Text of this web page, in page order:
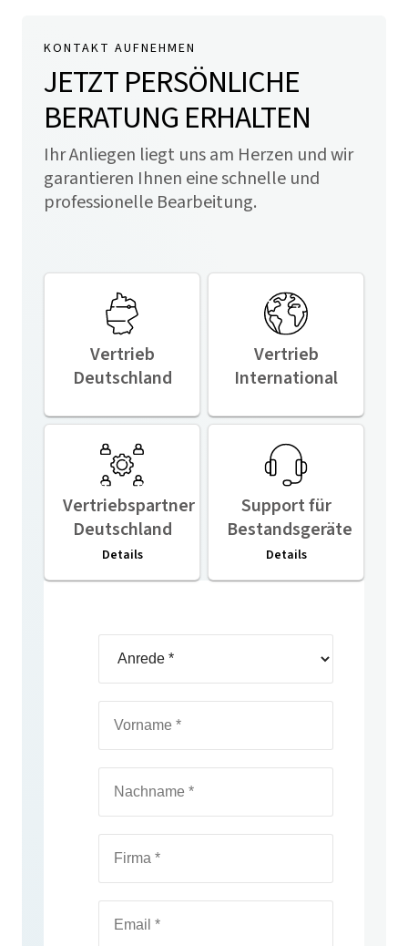
KONTAKT AUFNEHMEN
JETZT PERSÖNLICHE
BERATUNG ERHALTEN
Ihr Anliegen liegt uns am Herzen und wir
garantieren Ihnen eine schnelle und
professionelle Bearbeitung.
Vertrieb
Deutschland
Vertrieb
International
Vertriebspartner
Deutschland
Details
Support für
Bestandsgeräte
Details